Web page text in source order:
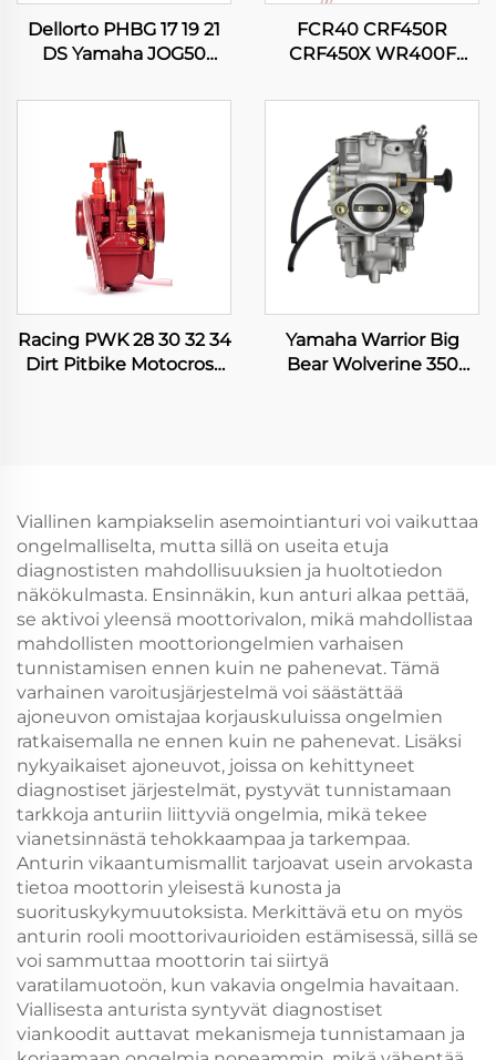
Dellorto PHBG 17 19 21
DS Yamaha JOG50
RG50 Honda DIO50
Moottoripyörän
Karburattori
FCR40 CRF450R
CRF450X WR400F
YZ400F YZ426F YZ450F
Moottoripyörän
Karburattori
Racing PWK 28 30 32 34
Dirt Pitbike Motocross
Yamaha Warrior Big
Bear Wolverine 350
Viallinen kampiakselin asemointianturi voi vaikuttaa
ongelmalliselta, mutta sillä on useita etuja
diagnostisten mahdollisuuksien ja huoltotiedon
näkökulmasta. Ensinnäkin, kun anturi alkaa pettää,
se aktivoi yleensä moottorivalon, mikä mahdollistaa
mahdollisten moottoriongelmien varhaisen
tunnistamisen ennen kuin ne pahenevat. Tämä
varhainen varoitusjärjestelmä voi säästättää
ajoneuvon omistajaa korjauskuluissa ongelmien
ratkaisemalla ne ennen kuin ne pahenevat. Lisäksi
nykyaikaiset ajoneuvot, joissa on kehittyneet
diagnostiset järjestelmät, pystyvät tunnistamaan
tarkkoja anturiin liittyviä ongelmia, mikä tekee
vianetsinnästä tehokkaampaa ja tarkempaa.
Anturin vikaantumismallit tarjoavat usein arvokasta
tietoa moottorin yleisestä kunosta ja
suorituskykymuutoksista. Merkittävä etu on myös
anturin rooli moottorivaurioiden estämisessä, sillä se
voi sammuttaa moottorin tai siirtyä
varatilamuotoön, kun vakavia ongelmia havaitaan.
Viallisesta anturista syntyvät diagnostiset
viankoodit auttavat mekanismeja tunnistamaan ja